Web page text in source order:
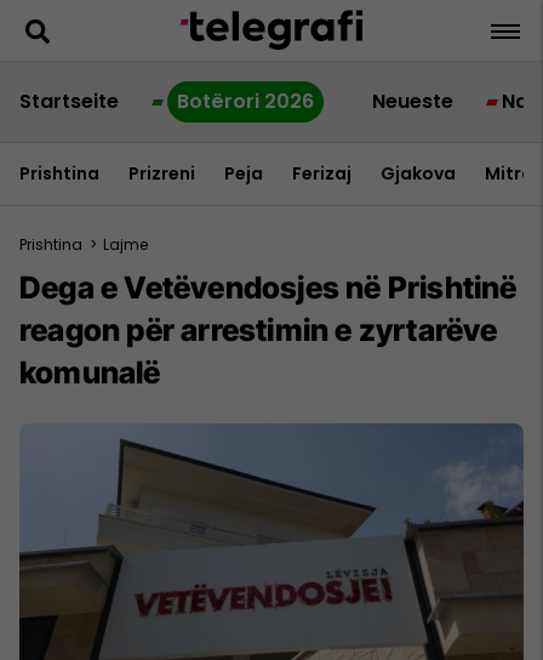
Startseite Botërori 2026 Neueste
Prishtina Prizreni Peja Ferizaj Gjakova
Prishtina > Lajme
Dega e Vetëvendosjes në Prishtinë
reagon për arrestimin e zyrtarëve
komunalë